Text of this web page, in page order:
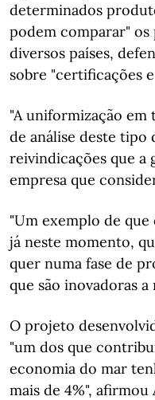
determinados
podem comparar"
diversos países,
sobre "certificações
"A uniformização
de análise deste tipo
reivindicações que a
empresa que
"Um exemplo de
já neste momento,
quer numa fase de
que são inovadoras
O projeto
"um dos que
economia do mar
mais de 4%",